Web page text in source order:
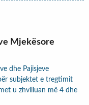
Mjekësore
dhe Pajisjeve
subjektet e tregtimit
u zhvilluan më 4 dhe